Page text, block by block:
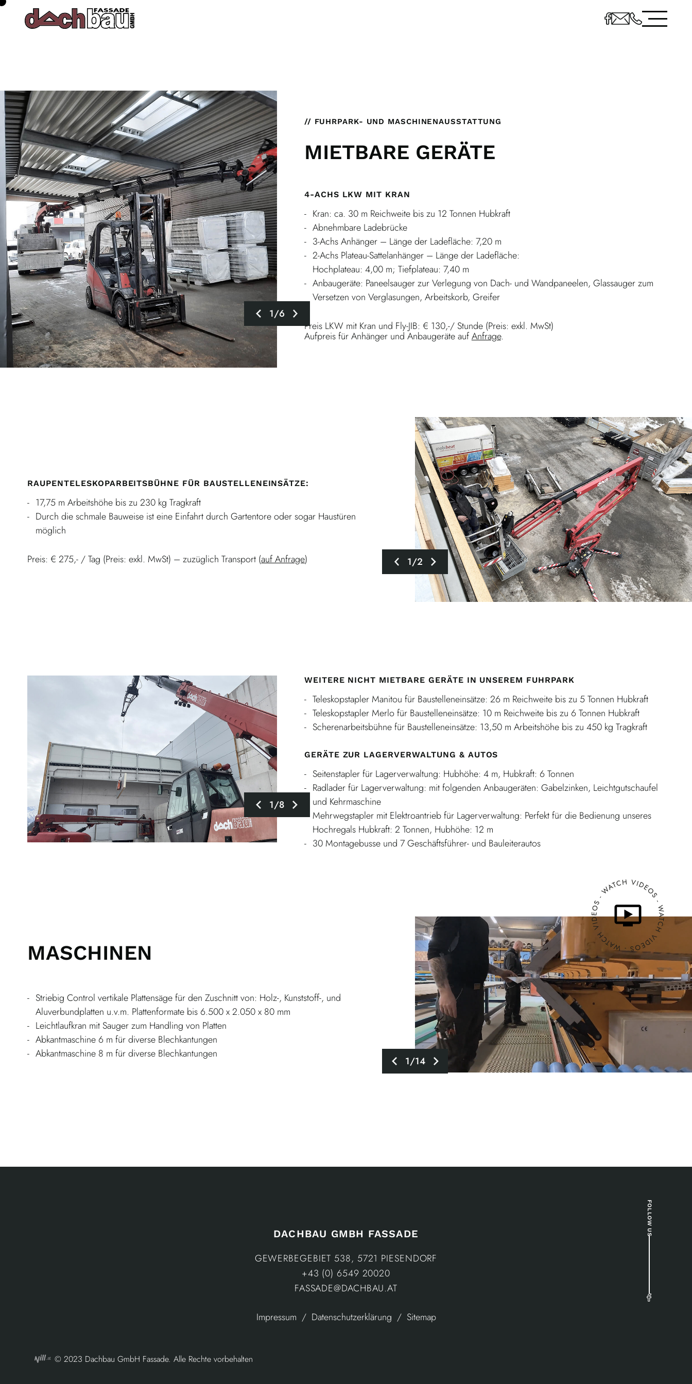
// FUHRPARK- UND MASCHINENAUSSTATTUNG
MIETBARE GERÄTE
4-ACHS LKW MIT KRAN
Kran: ca. 30 m Reichweite bis zu 12 Tonnen Hubkraft
Abnehmbare Ladebrücke
3-Achs Anhänger – Länge der Ladefläche: 7,20 m
2-Achs Plateau-Sattelanhänger – Länge der Ladefläche:
Hochplateau: 4,00 m; Tiefplateau: 7,40 m
Anbaugeräte: Paneelsauger zur Verlegung von Dach- und Wandpaneelen, Glassauger zum
Versetzen von Verglasungen, Arbeitskorb, Greifer
Preis LKW mit Kran und Fly-JIB: € 130,-/ Stunde (Preis: exkl. MwSt)
Aufpreis für Anhänger und Anbaugeräte aufAnfrage.
1/6
RAUPENTELESKOPARBEITSBÜHNE FÜR BAUSTELLENEINSÄTZE:
17,75 m Arbeitshöhe bis zu 230 kg Tragkraft
Durch die schmale Bauweise ist eine Einfahrt durch Gartentore oder sogar Haustüren
möglich
Preis: € 275,- / Tag (Preis: exkl. MwSt) – zuzüglich Transport (auf Anfrage) 1/2
WEITERE NICHT MIETBARE GERÄTE IN UNSEREM FUHRPARK
Teleskopstapler Manitou für Baustelleneinsätze: 26 m Reichweite bis zu 5 Tonnen Hubkraft
Teleskopstapler Merlo für Baustelleneinsätze: 10 m Reichweite bis zu 6 Tonnen Hubkraft
Scherenarbeitsbühne für Baustelleneinsätze: 13,50 m Arbeitshöhe bis zu 450 kg Tragkraft
GERÄTE ZUR LAGERVERWALTUNG & AUTOS
Seitenstapler für Lagerverwaltung: Hubhöhe: 4 m, Hubkraft: 6 Tonnen
Radlader für Lagerverwaltung: mit folgenden Anbaugeräten: Gabelzinken, Leichtgutschaufel
und Kehrmaschine
Mehrwegstapler mit Elektroantrieb für Lagerverwaltung: Perfekt für die Bedienung unseres
Hochregals Hubkraft: 2 Tonnen, Hubhöhe: 12 m
30 Montagebusse und 7 Geschäftsführer- und Bauleiterautos
1/8
MASCHINEN
Striebig Control vertikale Plattensäge für den Zuschnitt von: Holz-, Kunststoff-, und
Aluverbundplatten u.v.m. Plattenformate bis 6.500 x 2.050 x 80 mm
Leichtlaufkran mit Sauger zum Handling von Platten
Abkantmaschine 6 m für diverse Blechkantungen
Abkantmaschine 8 m für diverse Blechkantungen
1/14
DACHBAU GMBH FASSADE
GEWERBEGEBIET 538, 5721 PIESENDORF
+43 (0) 6549 20020
FASSADE@DACHBAU.AT
Impressum Datenschutzerklärung Sitemap
.at © 2023 Dachbau GmbH Fassade. Alle Rechte vorbehalten
FOLLOW US